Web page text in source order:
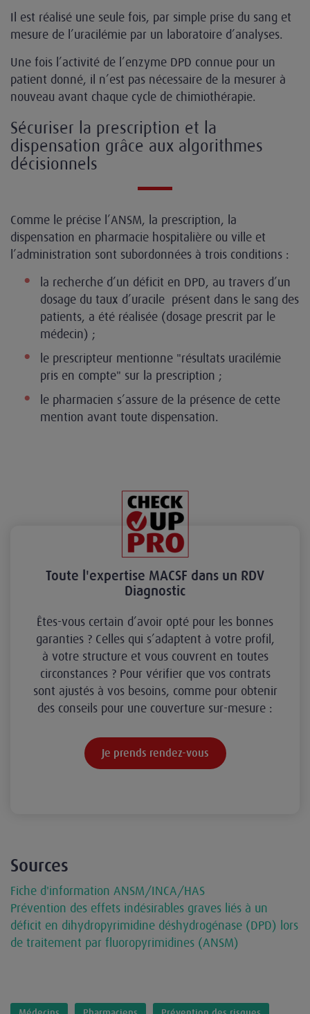
Il est réalisé une seule fois, par simple prise du sang et
mesure de l’uracilémie par un laboratoire d’analyses.
Une fois l’activité de l’enzyme DPD connue pour un
patient donné, il n’est pas nécessaire de la mesurer à
nouveau avant chaque cycle de chimiothérapie.
Sécuriser la prescription et la
dispensation grâce aux algorithmes
décisionnels
Comme le précise l’ANSM, la prescription, la
dispensation en pharmacie hospitalière ou ville et
l’administration sont subordonnées à trois conditions :
la recherche d’un déficit en DPD, au travers d’un
dosage du taux d’uracile présent dans le sang des
patients, a été réalisée (dosage prescrit par le
médecin) ;
le prescripteur mentionne "résultats uracilémie
pris en compte" sur la prescription ;
le pharmacien s’assure de la présence de cette
mention avant toute dispensation.
Toute l'expertise MACSF dans un RDV
Diagnostic
Êtes-vous certain d’avoir opté pour les bonnes
garanties ? Celles qui s’adaptent à votre profil,
à votre structure et vous couvrent en toutes
circonstances ? Pour vérifier que vos contrats
sont ajustés à vos besoins, comme pour obtenir
des conseils pour une couverture sur-mesure :
Je prends rendez-vous
Sources
Fiche d'information ANSM/INCA/HAS
Prévention des effets indésirables graves liés à un
déficit en dihydropyrimidine déshydrogénase (DPD) lors
de traitement par fluoropyrimidines (ANSM)